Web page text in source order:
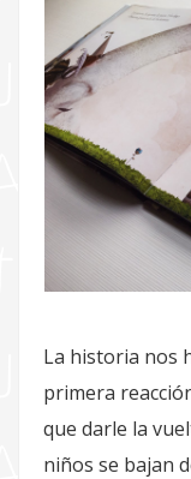
La historia nos
primera
que darle la
niños se bajan